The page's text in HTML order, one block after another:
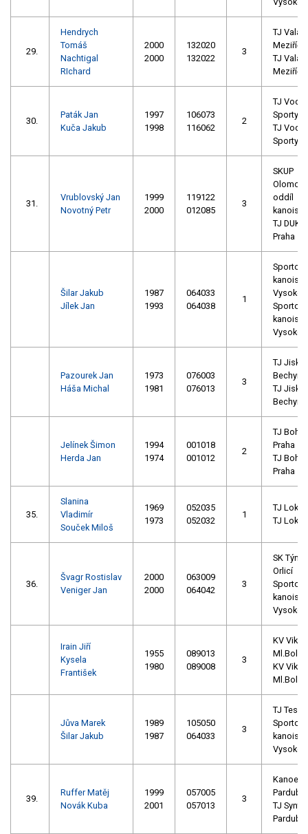
29.
Hendrych
Tomáš
Nachtigal
RIchard
2000
2000
132020
132022
3
TJ
Meziříčí
TJ
Meziříčí
30.
Paták Jan
Kuča Jakub
1997
1998
106073
116062
2
TJ Vodní
Sporty
TJ Vodní
Sporty
31.
Vrublovský Jan
Novotný Petr
1999
2000
119122
012085
3
SKUP
oddíl
TJ
Praha
Šilar Jakub
Jílek Jan
1987
1993
064033
064038
1
Vysoké
Vysoké
Pazourek Jan
Háša Michal
1973
1981
076003
076013
3
TJ Jiskra
Bechyně
TJ Jiskra
Bechyně
Jelínek Šimon
Herda Jan
1994
1974
001018
001012
2
TJ
Praha
TJ
Praha
35.
Slanina
Vladimír
Souček Miloš
1969
1973
052035
052032
1
TJ Loko
TJ Loko
36.
Švagr Rostislav
Veniger Jan
2000
2000
063009
064042
3
SK
Orlicí
Vysoké
Irain Jiří
Kysela
František
1955
1980
089013
089008
3
KV
KV
Jůva Marek
Šilar Jakub
1989
1987
105050
064033
3
TJ Tesla
Vysoké
39.
Ruffer Matěj
Novák Kuba
1999
2001
057005
057013
3
Kanoe
TJ